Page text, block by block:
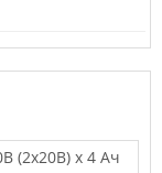
(2х20В) х 4 Ач